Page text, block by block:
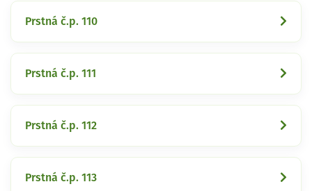
Prstná č.p. 110
Prstná č.p. 111
Prstná č.p. 112
Prstná č.p. 113